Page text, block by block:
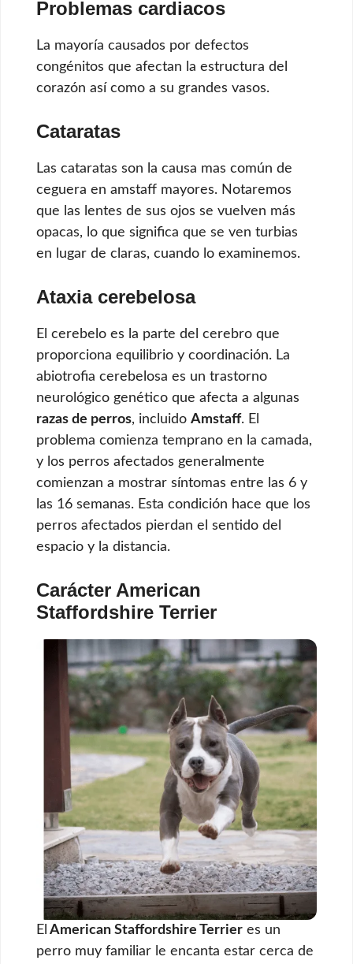
Problemas cardiacos
La mayoría causados por defectos
congénitos que afectan la estructura del
corazón así como a su grandes vasos.
Cataratas
Las cataratas son la causa mas común de
ceguera en amstaff mayores. Notaremos
que las lentes de sus ojos se vuelven más
opacas, lo que significa que se ven turbias
en lugar de claras, cuando lo examinemos.
Ataxia cerebelosa
El cerebelo es la parte del cerebro que
proporciona equilibrio y coordinación. La
abiotrofia cerebelosa es un trastorno
neurológico genético que afecta a algunas
razas de perros, incluido Amstaff. El
problema comienza temprano en la camada,
y los perros afectados generalmente
comienzan a mostrar síntomas entre las 6 y
las 16 semanas. Esta condición hace que los
perros afectados pierdan el sentido del
espacio y la distancia.
Carácter American
Staffordshire Terrier
El American Staffordshire Terrier es un
perro muy familiar le encanta estar cerca de